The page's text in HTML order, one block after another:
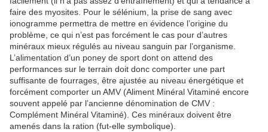
faire des myosites. Pour le sélénium, la prise de sang avec
ionogramme permettra de mettre en évidence l’origine du
problème, ce qui n’est pas forcément le cas pour d’autres
minéraux mieux régulés au niveau sanguin par l’organisme.
L’alimentation d’un poney de sport dont on attend des
performances sur le terrain doit donc comporter une part
suffisante de fourrages, être ajustée au niveau énergétique et
forcément comporter un AMV (Aliment Minéral Vitaminé encore
souvent appelé par l’ancienne dénomination de CMV :
Complément Minéral Vitaminé). Ces minéraux doivent être
amenés dans la ration (fut-elle symbolique).